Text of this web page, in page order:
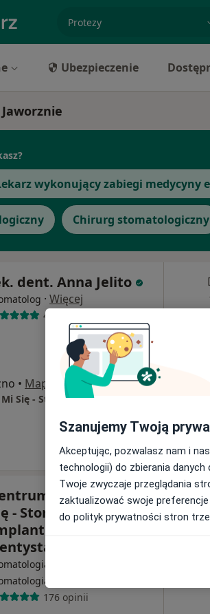
Ubezpieczenie
wykonujący zabiegi medycyny
Chirurg stomatologiczny
dent. Anna Jelito
· Więcej
4 opinie
• Mapa
od 500 zł
Uśmiechnij Mi
- Stomatologia,
Ortodoncja,
dziecięca
176 opinii
Szanujemy Twoją
Akceptując, pozwalasz nam i
technologii) do zbierania
Twoje zwyczaje przeglądania
zaktualizować swoje
do polityk prywatności stron